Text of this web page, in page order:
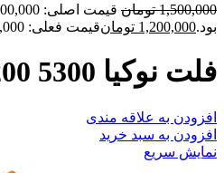
1,500,000 تومان
بود.1,200,000 تومانقیمت فعلی: 1,200,000 تومان.
فلت نوکیا 5300 Flat Nokia 5200
افزودن به علاقه مندی
افزودن به سبد خرید
نمایش سریع